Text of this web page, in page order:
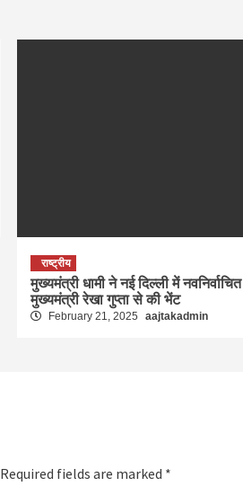
राष्ट्रीय
मुख्यमंत्री धामी ने नई दिल्ली में नवनिर्वाचित
मुख्यमंत्री रेखा गुप्ता से की भेंट
February 21, 2025 aajtakadmin
Required fields are marked *